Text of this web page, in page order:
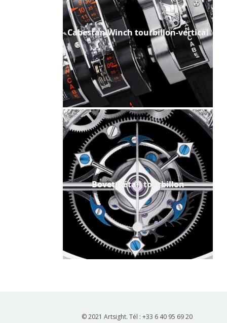
Cabestan Winch tourbillon-vertical
Bovet Détail tourbillon
© 2021 Artsight. Tél : +33 6 40 95 69 20